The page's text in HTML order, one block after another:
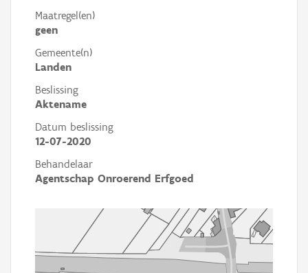
Maatregel(en)
geen
Gemeente(n)
Landen
Beslissing
Aktename
Datum beslissing
12-07-2020
Behandelaar
Agentschap Onroerend Erfgoed